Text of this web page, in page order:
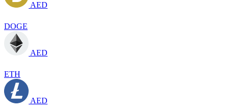
AED
DOGE
AED
ETH
AED